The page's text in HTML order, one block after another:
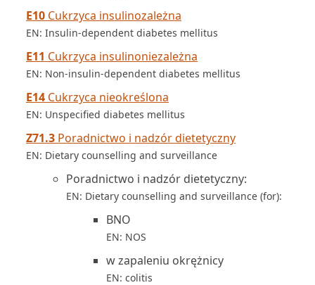
E10 Cukrzyca insulinozależna
EN: Insulin-dependent diabetes mellitus
E11 Cukrzyca insulinoniezależna
EN: Non-insulin-dependent diabetes mellitus
E14 Cukrzyca nieokreślona
EN: Unspecified diabetes mellitus
Z71.3 Poradnictwo i nadzór dietetyczny
EN: Dietary counselling and surveillance
Poradnictwo i nadzór dietetyczny:
EN: Dietary counselling and surveillance (for):
BNO
EN: NOS
w zapaleniu okrężnicy
EN: colitis